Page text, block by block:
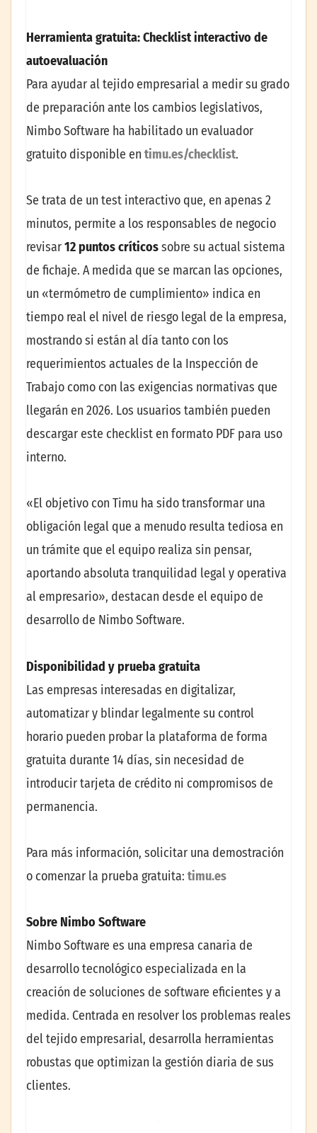
Herramienta gratuita: Checklist interactivo de
autoevaluación
Para ayudar al tejido empresarial a medir su grado
de preparación ante los cambios legislativos,
Nimbo Software ha habilitado un evaluador
gratuito disponible en timu.es/checklist.
Se trata de un test interactivo que, en apenas 2
minutos, permite a los responsables de negocio
revisar12 puntos críticossobre su actual sistema
de fichaje. A medida que se marcan las opciones,
un «termómetro de cumplimiento» indica en
tiempo real el nivel de riesgo legal de la empresa,
mostrando si están al día tanto con los
requerimientos actuales de la Inspección de
Trabajo como con las exigencias normativas que
llegarán en 2026. Los usuarios también pueden
descargar este checklist en formato PDF para uso
interno.
«El objetivo con Timu ha sido transformar una
obligación legal que a menudo resulta tediosa en
un trámite que el equipo realiza sin pensar,
aportando absoluta tranquilidad legal y operativa
al empresario», destacan desde el equipo de
desarrollo de Nimbo Software.
Disponibilidad y prueba gratuita
Las empresas interesadas en digitalizar,
automatizar y blindar legalmente su control
horario pueden probar la plataforma de forma
gratuita durante 14 días, sin necesidad de
introducir tarjeta de crédito ni compromisos de
permanencia.
Para más información, solicitar una demostración
o comenzar la prueba gratuita: timu.es
Sobre Nimbo Software
Nimbo Software es una empresa canaria de
desarrollo tecnológico especializada en la
creación de soluciones de software eficientes y a
medida. Centrada en resolver los problemas reales
del tejido empresarial, desarrolla herramientas
robustas que optimizan la gestión diaria de sus
clientes.